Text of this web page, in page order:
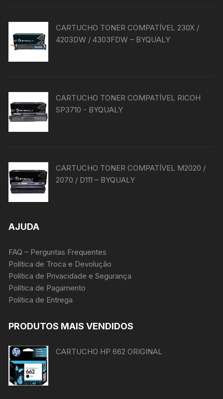
CARTUCHO TONER COMPATÍVEL 230X /
4203DW / 4303FDW – BYQUALY
CARTUCHO TONER COMPATÍVEL RICOH
SP3710 - BYQUALY
CARTUCHO TONER COMPATÍVEL M2020 /
2070 / D111 – BYQUALY
AJUDA
FAQ – Perguntas Frequentes
Política de Troca e Devolução
Política de Privacidade e Segurança
Política de Pagamento
Política de Entrega
PRODUTOS MAIS VENDIDOS
CARTUCHO HP 662 ORIGINAL